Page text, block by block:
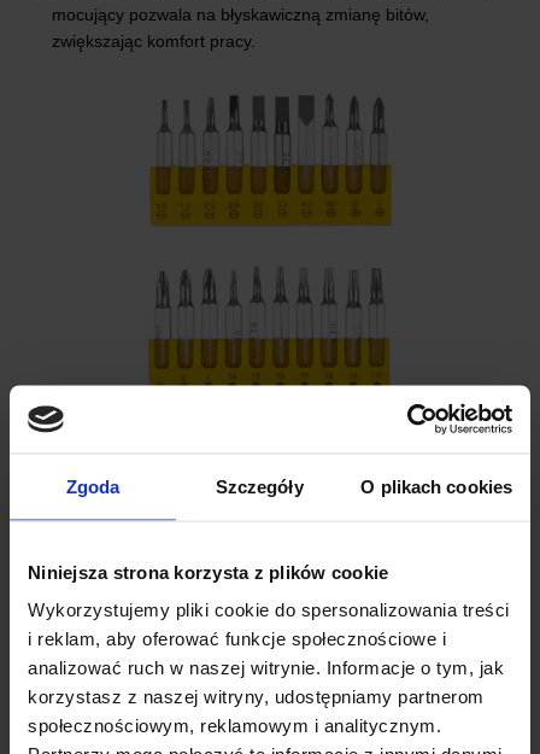
Zgoda Szczegóły O plikach cookies
Niniejsza strona korzysta z plików cookie
Wykorzystujemy pliki cookie do spersonalizowania treści
i reklam, aby oferować funkcje społecznościowe i
analizować ruch w naszej witrynie. Informacje o tym, jak
korzystasz z naszej witryny, udostępniamy partnerom
społecznościowym, reklamowym i analitycznym.
mocujący pozwala na błyskawiczną zmianę bitów,
zwiększając komfort pracy.
SPECYFIKACJA ZESTAWU REBEL
Producent: Rebel
Model: RB-1102